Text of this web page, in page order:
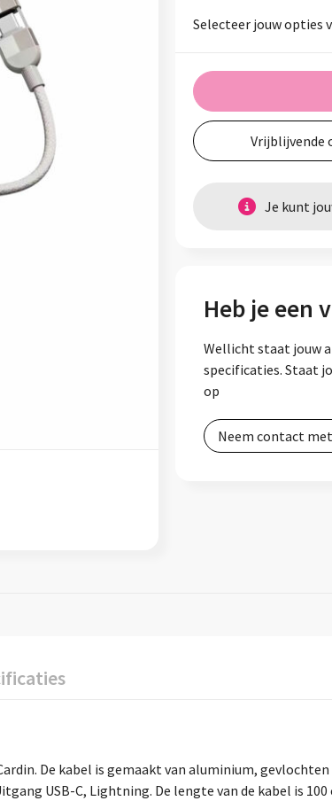
Selecteer jouw opties
Vrijblijvende
Je kunt
Heb je een
Wellicht staat jouw
specificaties. Staat
op
Neem contact
De kabel is gemaakt van aluminium,
USB-C, Lightning. De lengte van de kabel is